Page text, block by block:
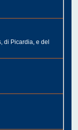
di Picardia, e del